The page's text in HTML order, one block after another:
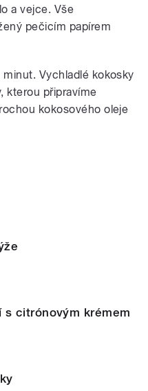
a vejce. Vše
pečicím papírem
Vychladlé kokosky
kterou připravíme
kokosového oleje
s citrónovým krémem